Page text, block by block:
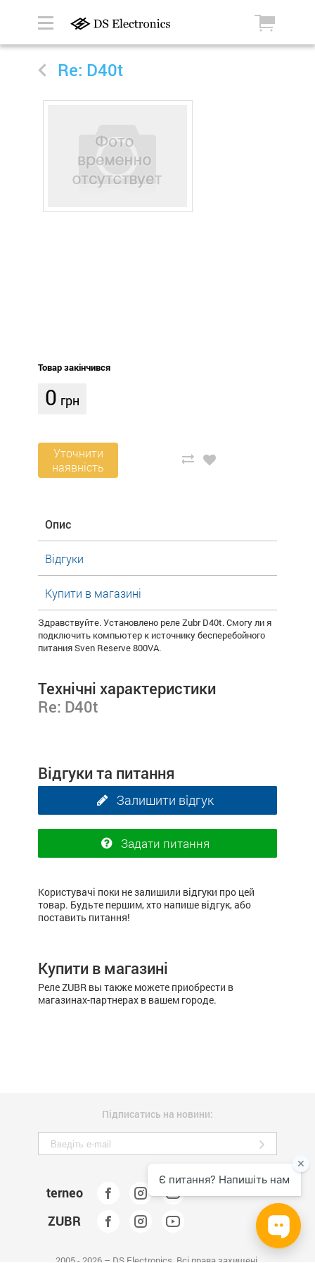
Re: D40t
Товар закінчився
0 грн
Уточнити
наявність
Опис
Відгуки
Купити в магазині
Здравствуйте. Установлено реле Zubr D40t. Смогу ли я
подключить компьютер к источнику бесперебойного
питания Sven Reserve 800VA.
Технічні характеристики
Re: D40t
Відгуки та питання
Залишити відгук
Задати питання
Користувачі поки не залишили відгуки про цей
товар. Будьте першим, хто напише відгук, або
поставить питання!
Купити в магазині
Реле ZUBR вы также можете приобрести в
магазинах-партнерах в вашем городе.
Підписатись на новини:
terneo
ZUBR
2005 - 2026 – DS Electronics. Всі права захищені.